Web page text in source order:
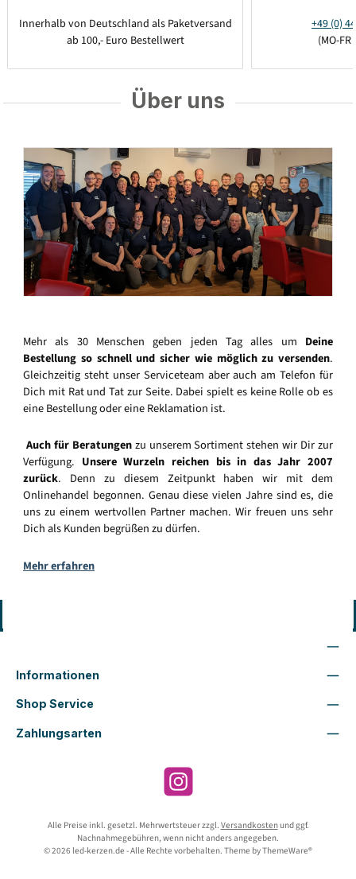
Innerhalb von Deutschland als Paketversand
ab 100,- Euro Bestellwert
+49 (0)
(MO-
Über uns
Mehr als 30 Menschen geben jeden Tag alles um Deine
Bestellung so schnell und sicher wie möglich zu versenden.
Gleichzeitig steht unser Serviceteam aber auch am Telefon für
Dich mit Rat und Tat zur Seite. Dabei spielt es keine Rolle ob es
eine Bestellung oder eine Reklamation ist.
Auch für Beratungenzu unserem Sortiment stehen wir Dir zur
Verfügung. Unsere Wurzeln reichen bis in das Jahr 2007
zurück. Denn zu diesem Zeitpunkt haben wir mit dem
Onlinehandel begonnen. Genau diese vielen Jahre sind es, die
uns zu einem wertvollen Partner machen. Wir freuen uns sehr
Dich als Kunden begrüßen zu dürfen.
Mehr erfahren
Informationen
Shop Service
Zahlungsarten
Instagram
Alle Preise inkl. gesetzl. Mehrwertsteuer zzgl. Versandkostenund ggf.
Nachnahmegebühren, wenn nicht anders angegeben.
© 2026 led-kerzen.de - Alle Rechte vorbehalten. Theme byThemeWare®